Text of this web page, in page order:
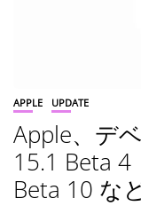
APPLE UPDATE
Apple、デ
15.1 Beta 4
Beta 10 な